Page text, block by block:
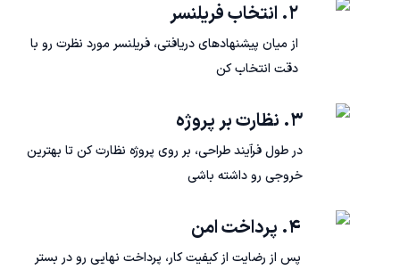
۲. انتخاب فریلنسر
از میان پیشنهادهای دریافتی، فریلنسر مورد نظرت رو با
دقت انتخاب کن
۳. نظارت بر پروژه
در طول فرآیند طراحی، بر روی پروژه نظارت کن تا بهترین
خروجی رو داشته باشی
۴. پرداخت امن
پس از رضایت از کیفیت کار، پرداخت نهایی رو در بستر